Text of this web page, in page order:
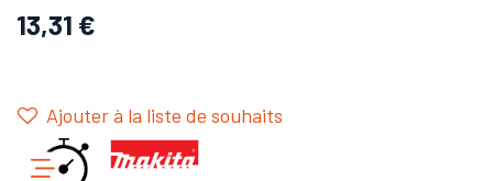
13,31 €
Ajouter à la liste de souhaits